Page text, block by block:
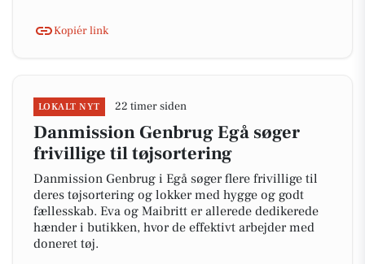
Kopiér link
LOKALT NYT 22 timer siden
Danmission Genbrug Egå søger
frivillige til tøjsortering
Danmission Genbrug i Egå søger flere frivillige til
deres tøjsortering og lokker med hygge og godt
fællesskab. Eva og Maibritt er allerede dedikerede
hænder i butikken, hvor de effektivt arbejder med
doneret tøj.